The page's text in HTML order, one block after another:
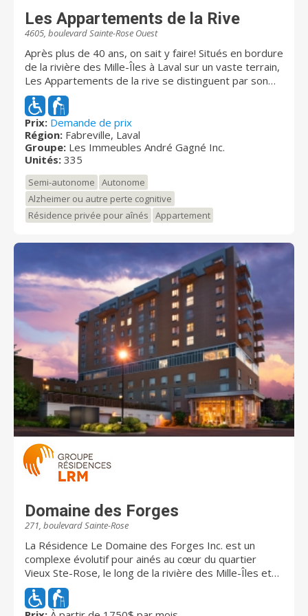
Les Appartements de la Rive
4605, boulevard Sainte-Rose Ouest
Après plus de 40 ans, on sait y faire! Situés en bordure
de la rivière des Mille-Îles à Laval sur un vaste terrain,
Les Appartements de la rive se distinguent par son
emplacement, sa galerie marchande et sa
communauté. La résidence propose un milieu de vie
exceptionnel qui conjugue des espaces intérieurs
uniques et innovants aux éléments enchanteurs de la
nature. On y retrouve la plus grande salle d’activités
jamais vue, un restaurant digne de son chef, des
espaces gais et meublés pour votre confort et vos
besoins. Les Appartements de la Rive disposent de
317 appartements et de 18 suites privées proposées
aux personnes nécessitant des soins de santé et
résidence est certifiée selon les normes
recommandées : gicleurs dans tous les appartements,
Prix: Demande de prix
Région: Fabreville, Laval
Groupe: Les Immeubles André Gagné Inc.
Unités: 335
Semi-autonome
Autonome
Alzheimer ou autre perte cognitive
Résidence privée pour aînés
Appartement
Domaine des Forges
271, boulevard Sainte-Rose
La Résidence Le Domaine des Forges Inc. est un
complexe évolutif pour ainés au cœur du quartier
Vieux Ste-Rose, le long de la rivière des Mille-Îles et
du Parc Berge des Baigneurs. Nous vous offrons des
appartements avec services pour les gens en légère